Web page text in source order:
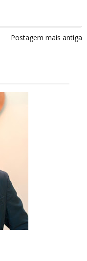
Postagem mais antiga